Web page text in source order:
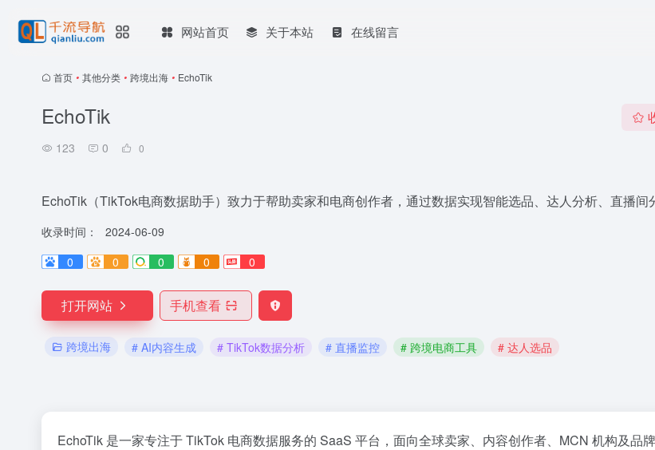
网站首页 关于本站 在线留言
首页 • 其他分类 • 跨境出海 • EchoTik
EchoTik
123 0 0
EchoTik（TikTok电商数据助手）致力于帮助卖家和电商创作者，通过数据实现智能选品、达人分析、直播间
收录时间：
2024-06-09
0
0 0 0 0
打开网站 手机查看
跨境出海 # AI内容生成 # TikTok数据分析 # 直播监控 # 跨境电商工具 # 达人选品
EchoTik 是一家专注于 TikTok 电商数据服务的 SaaS 平台，面向全球卖家、内容创作者、MCN 机构及